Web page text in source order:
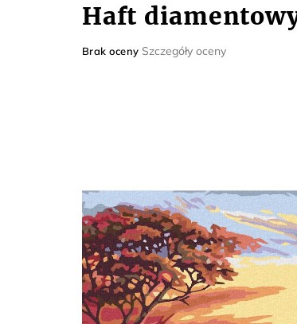
Haft
Średnia
Brak oceny Szczegóły oceny